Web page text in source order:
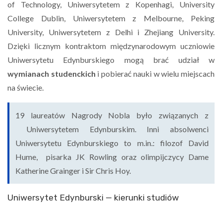
of Technology, Uniwersytetem z Kopenhagi, University
College Dublin, Uniwersytetem z Melbourne, Peking
University, Uniwersytetem z Delhi i Zhejiang University.
Dzięki licznym kontraktom międzynarodowym uczniowie
Uniwersytetu Edynburskiego mogą brać udział w
wymianach studenckich i pobierać nauki w wielu miejscach
na świecie.
19 laureatów Nagrody Nobla było związanych z
Uniwersytetem Edynburskim. Inni absolwenci
Uniwersytetu Edynburskiego to m.in.: filozof David
Hume, pisarka JK Rowling oraz olimpijczycy Dame
Katherine Grainger i Sir Chris Hoy.
Uniwersytet Edynburski — kierunki studiów